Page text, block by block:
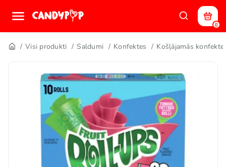
0
Visi produkti Saldumi Konfektes Košļājamās